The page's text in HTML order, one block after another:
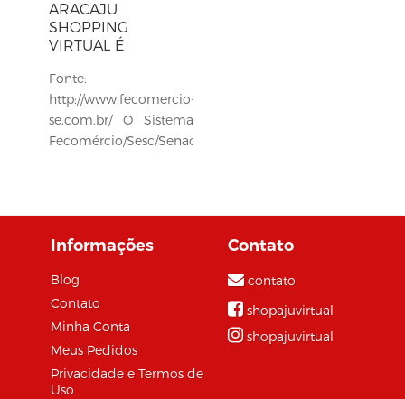
ARACAJU
SHOPPING
VIRTUAL É
RESULTADOS
Fonte:
http://www.fecomercio-
se.com.br/ O Sistema
Fecomércio/Sesc/Senac
do setor terciário de
Informações
Blog
Contato
Minha Conta
Meus Pedidos
Privacidade e Termos de
Uso
Contato
contato
shopajuvirtual
shopajuvirtual